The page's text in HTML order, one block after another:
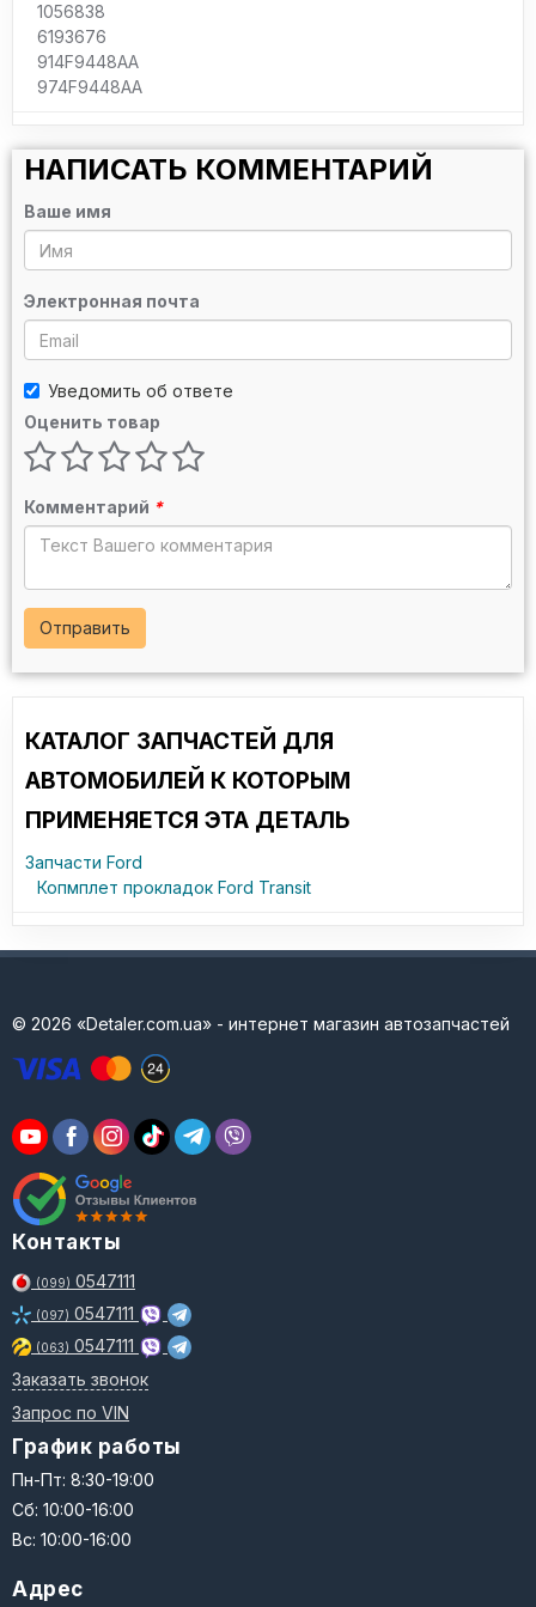
1056838
6193676
914F9448AA
974F9448AA
НАПИСАТЬ КОММЕНТАРИЙ
Ваше имя
Электронная почта
Уведомить об ответе
Оценить товар
Комментарий *
Отправить
КАТАЛОГ ЗАПЧАСТЕЙ ДЛЯ
АВТОМОБИЛЕЙ К КОТОРЫМ
ПРИМЕНЯЕТСЯ ЭТА ДЕТАЛЬ
Запчасти Ford
Копмплет прокладок Ford Transit
© 2026 «Detaler.com.ua» - интернет магазин автозапчастей
Контакты
(099) 0547111
(097) 0547111
(063) 0547111
Заказать звонок
Запрос по VIN
График работы
Пн-Пт: 8:30-19:00
Сб: 10:00-16:00
Вс: 10:00-16:00
Адрес